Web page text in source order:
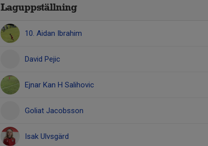
Laguppställning
10. Aidan Ibrahim
David Pejic
Ejnar Kan H Salihovic
Goliat Jacobsson
Isak Ulvsgärd